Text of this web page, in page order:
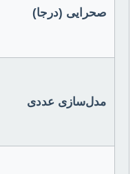
صحرایی (درجا)
مدل‌سازی عددی